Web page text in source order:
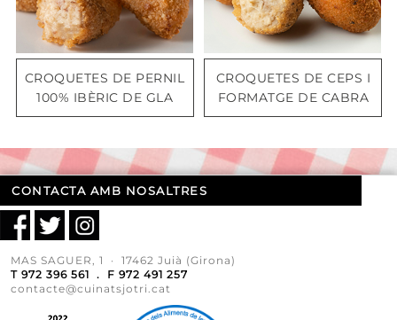
CROQUETES DE PERNIL
100% IBÈRIC DE GLA
CROQUETES DE CEPS I
FORMATGE DE CABRA
CONTACTA AMB NOSALTRES
MAS SAGUER, 1 · 17462 Juià (Girona)
T 972 396 561 . F 972 491 257
contacte@cuinatsjotri.cat